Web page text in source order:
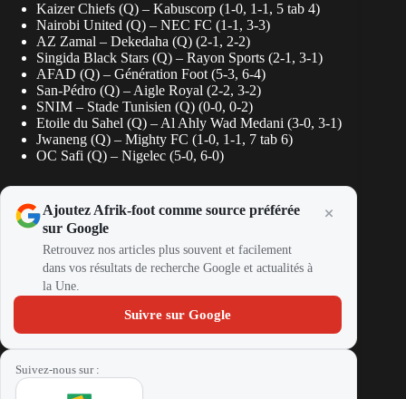
Kaizer Chiefs (Q) – Kabuscorp (1-0, 1-1, 5 tab 4)
Nairobi United (Q) – NEC FC (1-1, 3-3)
AZ Zamal – Dekedaha (Q) (2-1, 2-2)
Singida Black Stars (Q) – Rayon Sports (2-1, 3-1)
AFAD (Q) – Génération Foot (5-3, 6-4)
San-Pédro (Q) – Aigle Royal (2-2, 3-2)
SNIM – Stade Tunisien (Q) (0-0, 0-2)
Etoile du Sahel (Q) – Al Ahly Wad Medani (3-0, 3-1)
Jwaneng (Q) – Mighty FC (1-0, 1-1, 7 tab 6)
OC Safi (Q) – Nigelec (5-0, 6-0)
Ajoutez Afrik-foot comme source préférée
sur Google
Retrouvez nos articles plus souvent et facilement
dans vos résultats de recherche Google et actualités à
la Une.
Suivre sur Google
Suivez-nous sur :